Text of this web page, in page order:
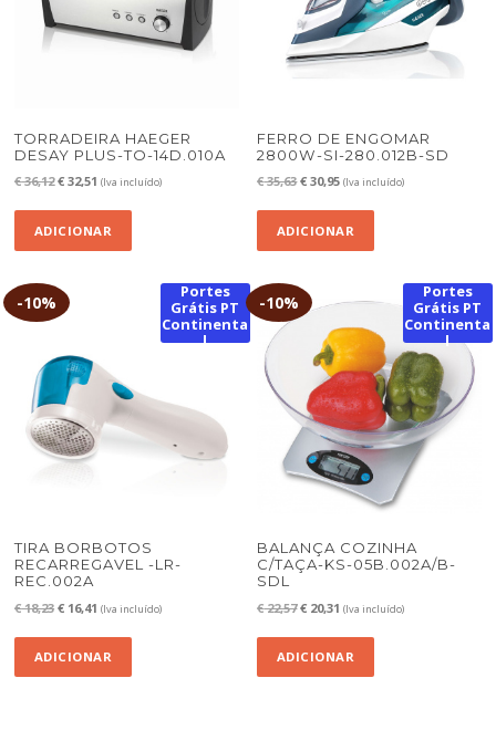
TORRADEIRA HAEGER
DESAY PLUS-TO-14D.010A
€36,12O
€ 32,51 O
(Iva incluído)
ADICIONAR
FERRO DE ENGOMAR
2800W-SI-280.012B-SD
€35,63O
€ 30,95O(Iva incluído)
ADICIONAR
-10%
Portes
Grátis PT
Continenta
l
TIRA BORBOTOS
RECARREGAVEL -LR-
REC.002A
€18,23 O
€ 16,41 O
(Iva incluído)
ADICIONAR
-10%
Portes
Grátis PT
Continenta
l
BALANÇA COZINHA
C/TAÇA-KS-05B.002A/B-
SDL
€22,57O
€ 20,31 O
(Iva incluído)
ADICIONAR